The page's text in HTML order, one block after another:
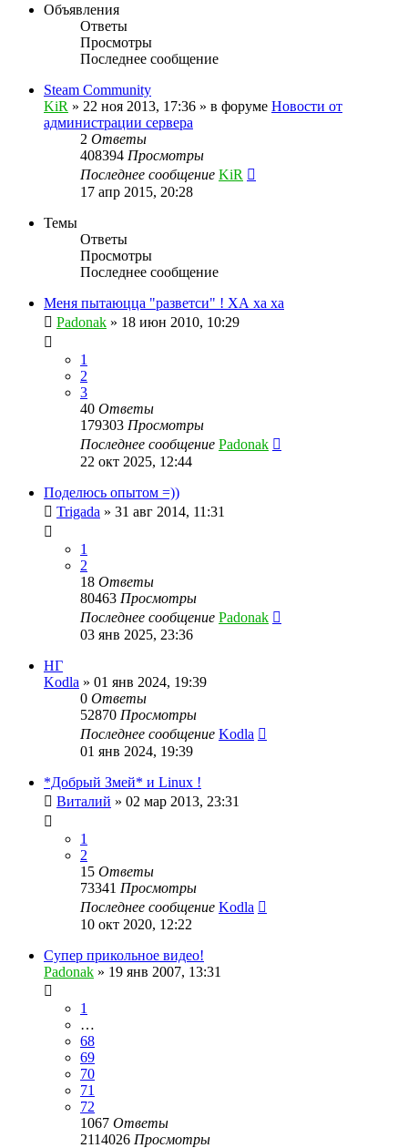
Объявления
Ответы
Просмотры
Последнее сообщение
Steam Community
KiR » 22 ноя 2013, 17:36 » в форуме Новости от
администрации сервера
2 Ответы
408394 Просмотры
Последнее сообщение KiR
17 апр 2015, 20:28
Темы
Ответы
Просмотры
Последнее сообщение
Меня пытаюцца "разветси" ! ХА ха ха
Padonak » 18 июн 2010, 10:29
1
2
3
40 Ответы
179303 Просмотры
Последнее сообщение Padonak
22 окт 2025, 12:44
Поделюсь опытом =))
Trigada » 31 авг 2014, 11:31
1
2
18 Ответы
80463 Просмотры
Последнее сообщение Padonak
03 янв 2025, 23:36
НГ
Kodla » 01 янв 2024, 19:39
0 Ответы
52870 Просмотры
Последнее сообщение Kodla
01 янв 2024, 19:39
*Добрый Змей* и Linux !
Виталий » 02 мар 2013, 23:31
1
2
15 Ответы
73341 Просмотры
Последнее сообщение Kodla
10 окт 2020, 12:22
Супер прикольное видео!
Padonak » 19 янв 2007, 13:31
1
…
68
69
70
71
72
1067 Ответы
2114026 Просмотры